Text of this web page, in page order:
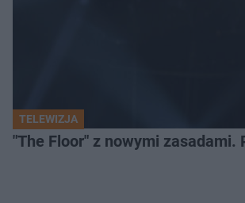
TELEWIZJA
"The Floor" z nowymi